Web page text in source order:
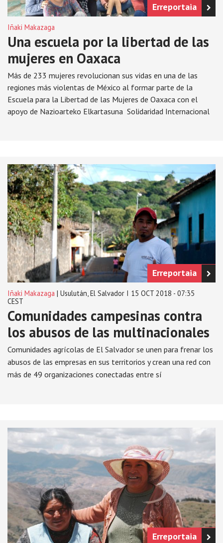
Erreportaia
Iñaki Makazaga
Una escuela por la libertad de las
mujeres en Oaxaca
Más de 233 mujeres revolucionan sus vidas en una de las
regiones más violentas de México al formar parte de la
Escuela para la Libertad de las Mujeres de Oaxaca con el
apoyo de Nazioarteko Elkartasuna  Solidaridad Internacional
Erreportaia
Iñaki Makazaga | Usulután, El Salvador I 15 OCT 2018 - 07:35
CEST
Comunidades campesinas contra
los abusos de las multinacionales
Comunidades agrícolas de El Salvador se unen para frenar los
abusos de las empresas en sus territorios y crean una red con
más de 49 organizaciones conectadas entre sí
Erreportaia